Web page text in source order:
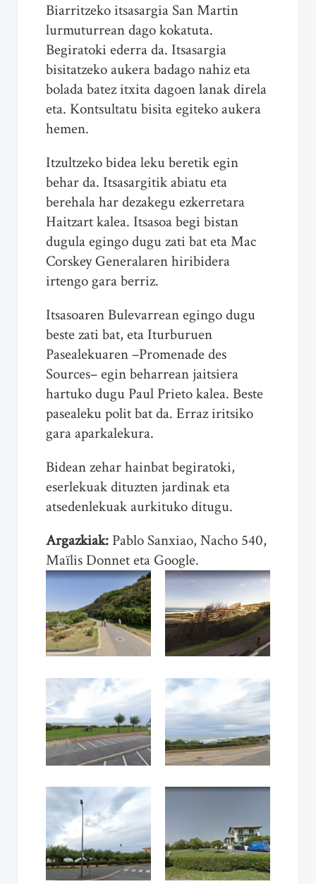
Biarritzeko itsasargia San Martin
lurmuturrean dago kokatuta.
Begiratoki ederra da. Itsasargia
bisitatzeko aukera badago nahiz eta
bolada batez itxita dagoen lanak direla
eta. Kontsultatu bisita egiteko aukera
hemen.
Itzultzeko bidea leku beretik egin
behar da. Itsasargitik abiatu eta
berehala har dezakegu ezkerretara
Haitzart kalea. Itsasoa begi bistan
dugula egingo dugu zati bat eta Mac
Corskey Generalaren hiribidera
irtengo gara berriz.
Itsasoaren Bulevarrean egingo dugu
beste zati bat, eta Iturburuen
Pasealekuaren –Promenade des
Sources– egin beharrean jaitsiera
hartuko dugu Paul Prieto kalea. Beste
pasealeku polit bat da. Erraz iritsiko
gara aparkalekura.
Bidean zehar hainbat begiratoki,
eserlekuak dituzten jardinak eta
atsedenlekuak aurkituko ditugu.
Argazkiak: Pablo Sanxiao, Nacho 540,
Maïlis Donnet eta Google.